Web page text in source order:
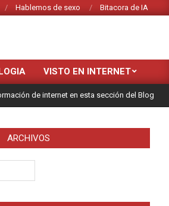
Hablemos de sexo Bitacora de IA
VISTO EN INTERNET
de internet en esta sección del Blog
ARCHIVOS